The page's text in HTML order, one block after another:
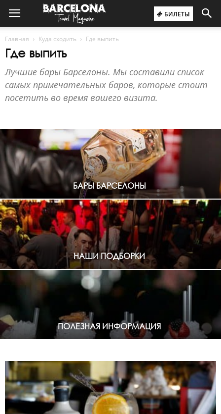
БИЛЕТЫ
Главная Куда сходить Где выпить
Где выпить
Лучшие бары Барселоны. Мы составили список
самых примечательных баров, которые стоит
посетить во время вашего визита.
БАРЫ БАРСЕЛОНЫ
НАШИ ПОДБОРКИ
ПОЛЕЗНАЯ ИНФОРМАЦИЯ